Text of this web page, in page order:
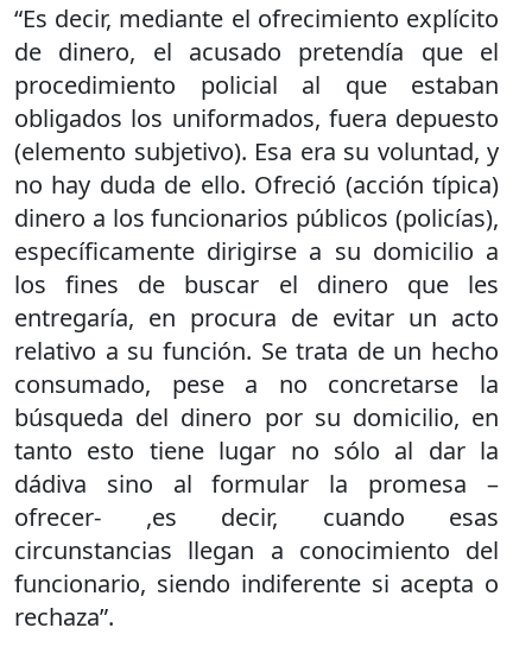
“Es decir, mediante el ofrecimiento explícito
de dinero, el acusado pretendía que el
procedimiento policial al que estaban
obligados los uniformados, fuera depuesto
(elemento subjetivo). Esa era su voluntad, y
no hay duda de ello. Ofreció (acción típica)
dinero a los funcionarios públicos (policías),
específicamente dirigirse a su domicilio a
los fines de buscar el dinero que les
entregaría, en procura de evitar un acto
relativo a su función. Se trata de un hecho
consumado, pese a no concretarse la
búsqueda del dinero por su domicilio, en
tanto esto tiene lugar no sólo al dar la
dádiva sino al formular la promesa –
ofrecer- ,es decir, cuando esas
circunstancias llegan a conocimiento del
funcionario, siendo indiferente si acepta o
rechaza”.